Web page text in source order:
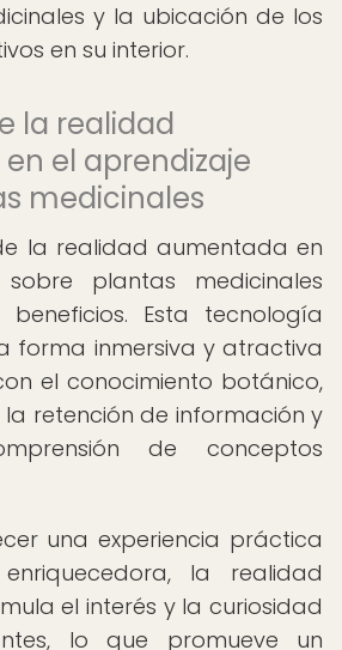
y la ubicación de los
en su interior.
la realidad
el aprendizaje
medicinales
la realidad aumentada en
plantas medicinales
beneficios. Esta tecnología
forma inmersiva y atractiva
el conocimiento botánico,
retención de información y
de conceptos
una experiencia práctica
la realidad
el interés y la curiosidad
lo que promueve un